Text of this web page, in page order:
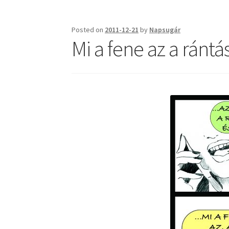
Posted on 2011-12-21 by Napsugár
Mi a fene az a